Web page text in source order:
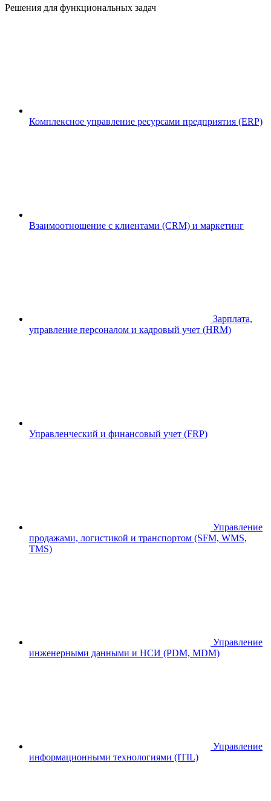
Решения для функциональных задач
Комплексное управление ресурсами предприятия (ERP)
Взаимоотношение с клиентами (CRM) и маркетинг
Зарплата,
управление персоналом и кадровый учет (HRM)
Управленческий и финансовый учет (FRP)
Управление
продажами, логистикой и транспортом (SFM, WMS,
TMS)
Управление
инженерными данными и НСИ (PDM, MDM)
Управление
информационными технологиями (ITIL)